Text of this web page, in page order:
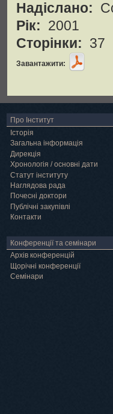
Надіслано:
Рік: 2001
Сторінки: 37
Завантажити:
Про Інститут
Історія
Загальна інформація
Дирекція
Хронологія / основні дати
Статут інституту
Наглядова рада
Почесні доктори
Публічні закупівлі
Контакти
Конференції та семінари
Архів конференцій
Щорічні конференції
Семінари